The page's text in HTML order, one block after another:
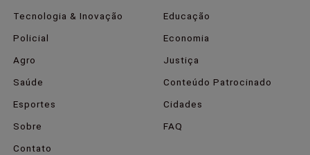
Tecnologia & Inovação
Educação
Policial
Economia
Agro
Justiça
Saúde
Conteúdo Patrocinado
Esportes
Cidades
Sobre
FAQ
Contato